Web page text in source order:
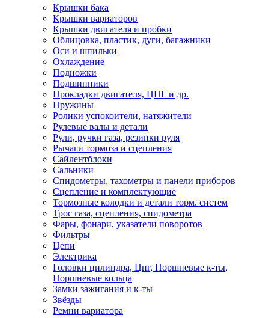
Крышки бака
Крышки вариаторов
Крышки двигателя и пробки
Облицовка, пластик, дуги, багажники
Оси и шпильки
Охлаждение
Подножки
Подшипники
Прокладки двигателя, ЦПГ и др.
Пружины
Ролики успокоители, натяжители
Рулевые валы и детали
Рули, ручки газа, резинки руля
Рычаги тормоза и сцепления
Сайлентблоки
Сальники
Спидометры, тахометры и панели приборов
Сцепление и комплектующие
Тормозные колодки и детали торм. систем
Трос газа, сцепления, спидометра
Фары, фонари, указатели поворотов
Фильтры
Цепи
Электрика
Головки цилиндра, Цпг, Поршневые к-ты,
Поршневые кольца
Замки зажигания и к-ты
Звёзды
Ремни вариатора